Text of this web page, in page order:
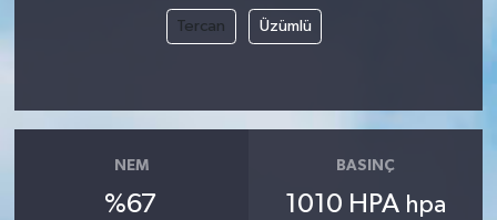
Tercan Üzümlü
NEM
%67
BASINÇ
1010 HPA hpa